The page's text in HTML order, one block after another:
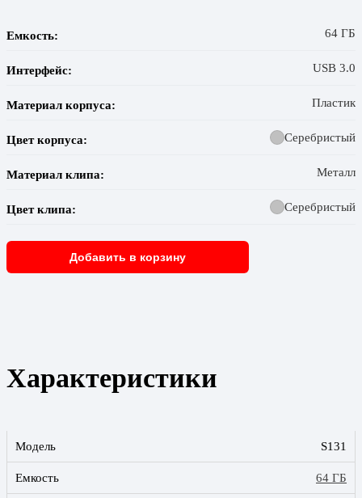
Емкость: 64 ГБ
Интерфейс: USB 3.0
Материал корпуса: Пластик
Цвет корпуса: Серебристый
Материал клипа: Металл
Цвет клипа: Серебристый
Добавить в корзину
Характеристики
Модель S131
Емкость 64 ГБ